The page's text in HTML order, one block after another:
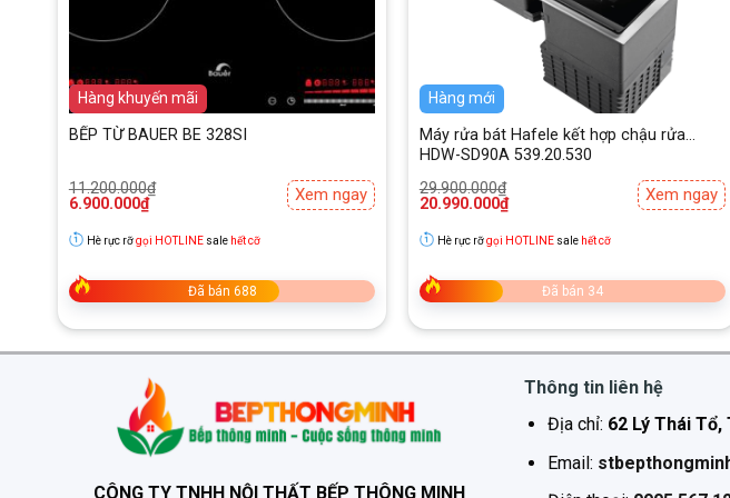
Lọc sạch không khí
Boss S102 với khả năng làm sạch không khí, cung cấp độ ẩm, giúp ngôi nhà bạn trở
Hàng mới
Hàng khuyến mãi
BẾP TỪ BAUER BE 328SI
11.200.000₫
Giá
gốc
11.200.000₫.
6.900.000₫
Giá
hiện
là:
6.900.000₫.
Xem ngay
Hè rực rỡgọi HOTLINEsale hết cỡ
Đã bán 688
Hàng mới
Máy rửa bát Hafele kết hợp chậu rửa
HDW-SD90A 539.20.530
29.900.000₫
Giá
gốc
29.900.000₫.
20.990.000₫
Giá
hiện
là:
20.990.000₫.
Xem ngay
Hè rực rỡgọi HOTLINEsale hết cỡ
Đã bán 34
CÔNG TY TNHH NỘI THẤT BẾP THÔNG MINH
Thông tin liên hệ
Địa chỉ: 62 Lý Thái Tổ,
Email: